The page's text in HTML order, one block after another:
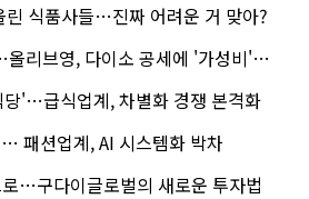
식품사들…진짜 어려운 거 맞아?
브영, 다이소 공세에 '가성비'로 맞불
'…급식업계, 차별화 경쟁 본격화
패션업계, AI 시스템화 박차
…구다이글로벌의 새로운 투자법